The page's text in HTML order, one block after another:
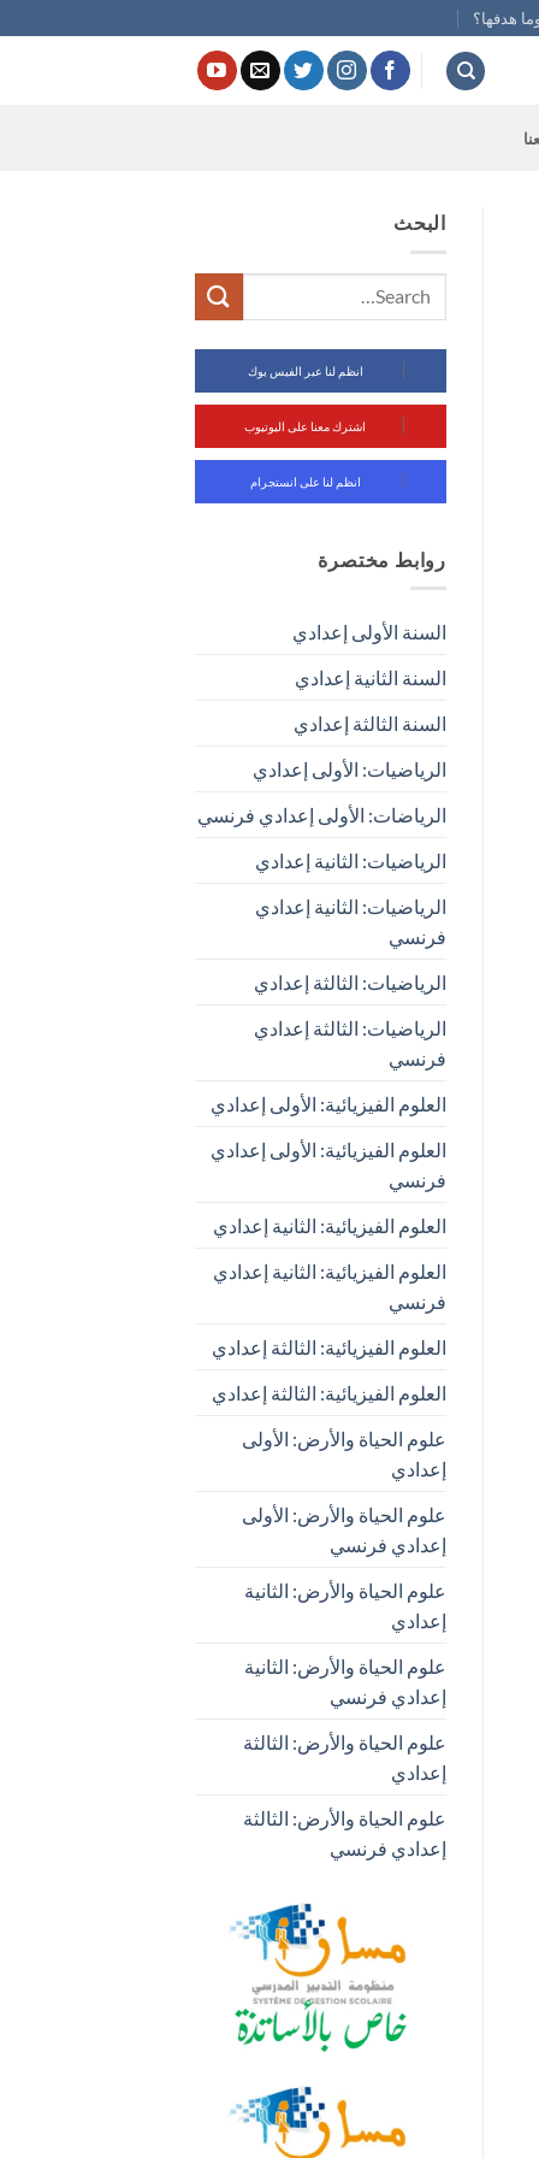
هدفها؟
البحث
انظم لنا عبر الفيس بوك
اشترك معنا على اليوتيوب
انظم لنا على انستجرام
روابط مختصرة
السنة الأولى إعدادي
السنة الثانية إعدادي
السنة الثالثة إعدادي
الرياضيات: الأولى إعدادي
الرياضات: الأولى إعدادي فرنسي
الرياضيات: الثانية إعدادي
الرياضيات: الثانية إعدادي
فرنسي
الرياضيات: الثالثة إعدادي
الرياضيات: الثالثة إعدادي
فرنسي
العلوم الفيزيائية: الأولى إعدادي
العلوم الفيزيائية: الأولى إعدادي
فرنسي
العلوم الفيزيائية: الثانية إعدادي
العلوم الفيزيائية: الثانية إعدادي
فرنسي
العلوم الفيزيائية: الثالثة إعدادي
العلوم الفيزيائية: الثالثة إعدادي
علوم الحياة والأرض: الأولى
إعدادي
علوم الحياة والأرض: الأولى
إعدادي فرنسي
علوم الحياة والأرض: الثانية
إعدادي
علوم الحياة والأرض: الثانية
إعدادي فرنسي
علوم الحياة والأرض: الثالثة
إعدادي
علوم الحياة والأرض: الثالثة
إعدادي فرنسي